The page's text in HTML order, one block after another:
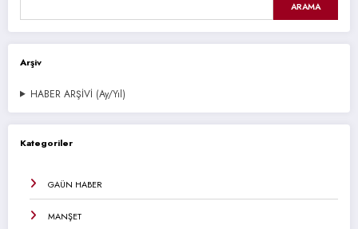
ARAMA
Arşiv
HABER ARŞİVİ (Ay/Yıl)
Kategoriler
GAÜN HABER
MANŞET